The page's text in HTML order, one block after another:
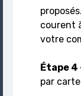
courent
votre
Étape 4
par